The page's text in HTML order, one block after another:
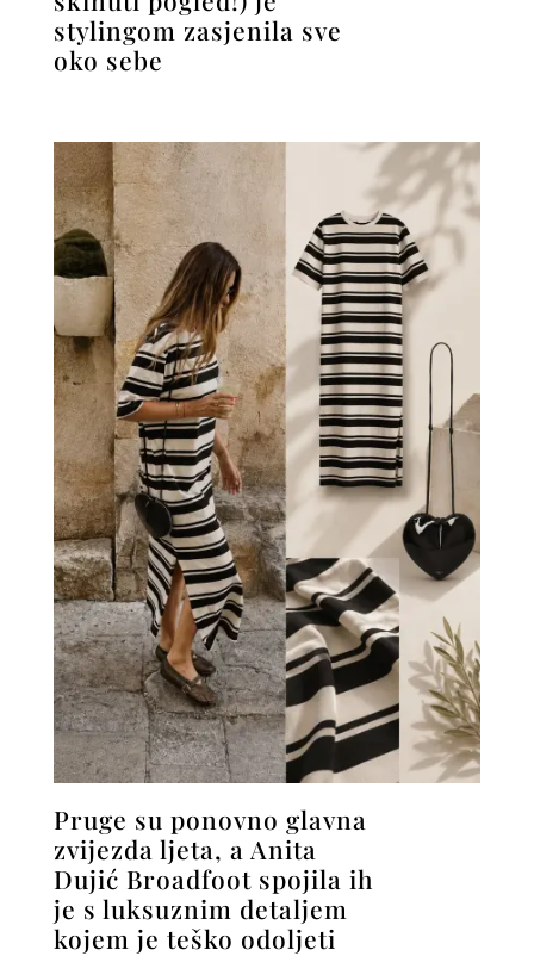
stylingom zasjenila sve
oko sebe
Pruge su ponovno glavna
zvijezda ljeta, a Anita
Dujić Broadfoot spojila ih
je s luksuznim detaljem
kojem je teško odoljeti